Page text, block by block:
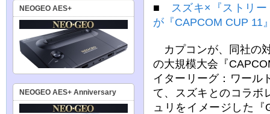
■
スズキ×『ストリ
が『CAPCOM CUP 11
カプコンが、同社の
の大規模大会『
イターリーグ：ワール
て、スズキとのコラボ
ュリをイメージした
NEOGEO AES+
NEOGEO AES+ Anniversary